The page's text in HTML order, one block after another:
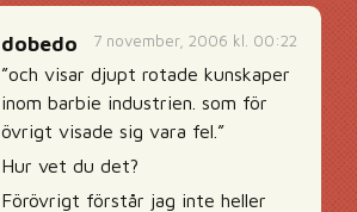
7 november, 2006 kl. 00:22
dobedo
”och visar djupt rotade kunskaper
inom barbie industrien. som för
övrigt visade sig vara fel.”
Hur vet du det?
Förövrigt förstår jag inte heller